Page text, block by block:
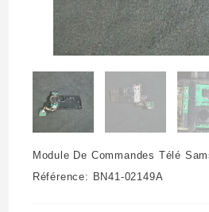
Module De Commandes Télé
Référence: BN41-02149A